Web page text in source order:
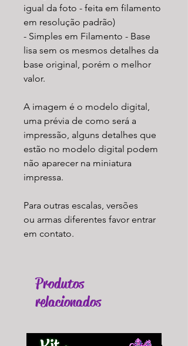
igual da foto - feita em filamento
em resolução padrão)
- Simples em Filamento - Base
lisa sem os mesmos detalhes da
base original, porém o melhor
valor.
A imagem é o modelo digital,
uma prévia de como será a
impressão, alguns detalhes que
estão no modelo digital podem
não aparecer na miniatura
impressa.
Para outras escalas, versões
ou armas diferentes favor entrar
em contato.
Produtos
relacionados